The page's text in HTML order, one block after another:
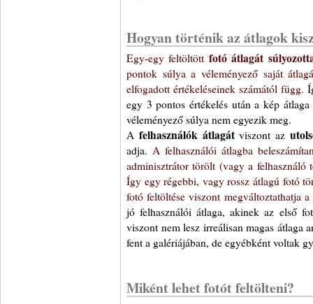
Hogyan történik az átlagok
Egy-egy feltöltött fotó átlagát
pontok súlya a véleményező saját
elfogadott értékeléseinek számától függ.
egy 3 pontos értékelés után a kép
véleményező súlya nem egyezik meg.
A felhasználók átlagátviszont az
adja. A felhasználói átlagba
adminisztrátor törölt (vagy a
Így egy régebbi, vagy rossz átlagú fotó
fotó feltöltése viszont megváltoztathatja
jó felhasználói átlaga, akinek az első
viszont nem lesz irreálisan magas átlaga
fent a galériájában, de egyébként voltak
Miként lehet fotót feltölteni?